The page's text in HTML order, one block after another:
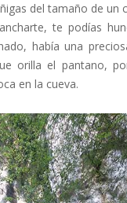
del tamaño de un
te podías
había una
orilla el pantano,
en la cueva.